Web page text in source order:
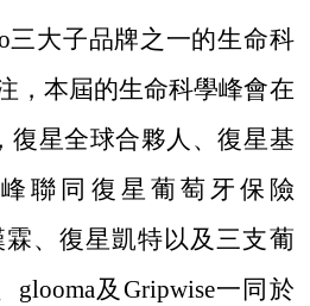
三大子品牌之一的生命科
，本屆的生命科學峰會在
復星全球合夥人、復星基
聯同復星葡萄牙保險
霖、復星凱特以及三支葡
glooma及Gripwise一同於